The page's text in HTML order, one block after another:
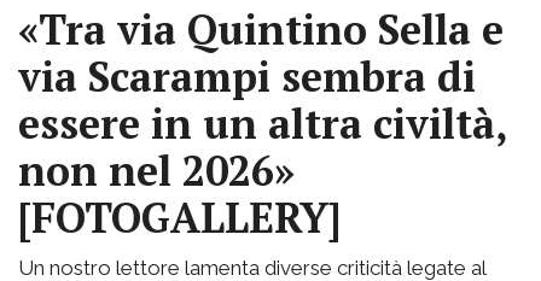
«Tra via Quintino Sella e
via Scarampi sembra di
essere in un altra civiltà,
non nel 2026»
[FOTOGALLERY]
Un nostro lettore lamenta diverse criticità legate al